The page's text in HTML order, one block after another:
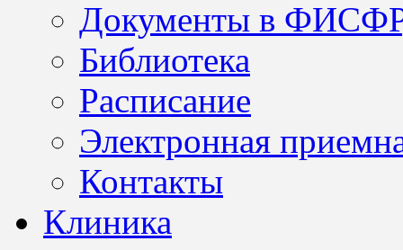
Документы в
Библиотека
Расписание
Электронная
Контакты
Клиника